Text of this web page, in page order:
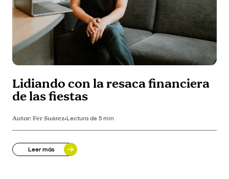
Lidiando con la resaca financiera
de las fiestas
Autor:Fer Suárez•Lectura de 5 min
Leer más